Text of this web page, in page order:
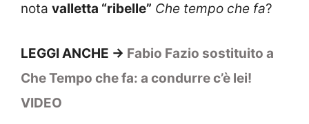
nota valletta “ribelle” Che tempo che fa?
LEGGI ANCHE -> Fabio Fazio sostituito a
Che Tempo che fa: a condurre c’è lei!
VIDEO